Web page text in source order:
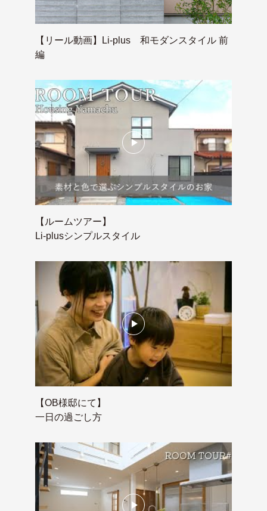
【リール動画】Li-plus 和モダンスタイル 前
編
【ルームツアー】
Li-plusシンプルスタイル
【OB様邸にて】
一日の過ごし方